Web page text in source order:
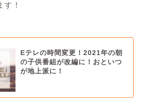
！
Eテレの時間変更！2021年の朝
の子供番組が改編に！おといつ
が地上派に！